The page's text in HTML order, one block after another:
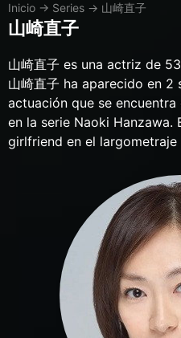
Inicio → Series → 山崎直子
山崎直子
山崎直子 es una actriz de
山崎直子 ha aparecido en 2
actuación que se encuentra
en la serie Naoki Hanzawa.
girlfriend en el largometraje